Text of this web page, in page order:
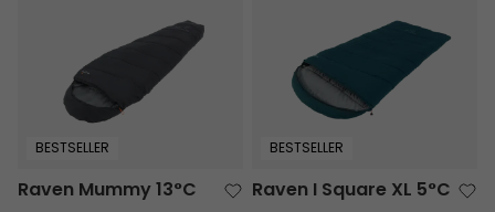
BESTSELLER
Raven Mummy 13°C
BESTSELLER
Raven I Square XL 5°C